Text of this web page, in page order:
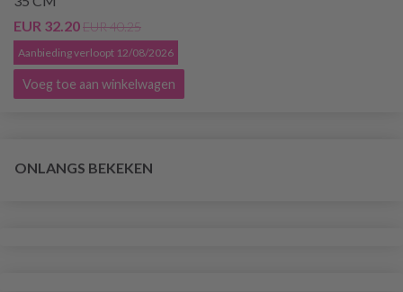
EUR 32.20EUR 40.25
Aanbieding verloopt 12/08/2026
Voeg toe aan winkelwagen
ONLANGS BEKEKEN